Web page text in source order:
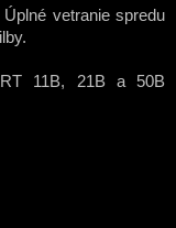
vetranie spredu
11B, 21B a 50B